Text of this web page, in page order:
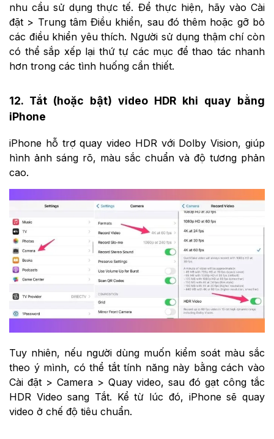
nhu cầu sử dụng thực tế. Để thực hiện, hãy vào Cài
đặt > Trung tâm Điều khiển, sau đó thêm hoặc gỡ bỏ
các điều khiển yêu thích. Người sử dụng thậm chí còn
có thể sắp xếp lại thứ tự các mục để thao tác nhanh
hơn trong các tình huống cần thiết.
12. Tắt (hoặc bật) video HDR khi quay bằng
iPhone
iPhone hỗ trợ quay video HDR với Dolby Vision, giúp
hình ảnh sáng rõ, màu sắc chuẩn và độ tương phản
cao.
Tuy nhiên, nếu người dùng muốn kiểm soát màu sắc
theo ý mình, có thể tắt tính năng này bằng cách vào
Cài đặt > Camera > Quay video, sau đó gạt công tắc
HDR Video sang Tắt. Kể từ lúc đó, iPhone sẽ quay
video ở chế độ tiêu chuẩn.